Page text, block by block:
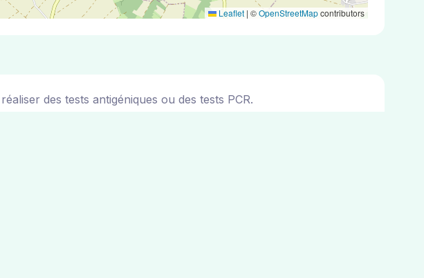
Leaflet | ©OpenStreetMapcontributors
des tests antigéniques ou des tests PCR.